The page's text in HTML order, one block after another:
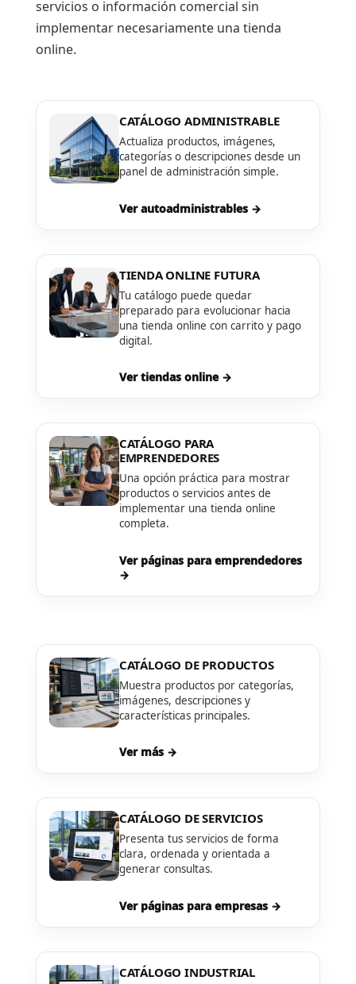
servicios o información comercial sin
implementar necesariamente una tienda
online.
CATÁLOGO ADMINISTRABLE
Actualiza productos, imágenes,
categorías o descripciones desde un
panel de administración simple.
Ver autoadministrables →
TIENDA ONLINE FUTURA
Tu catálogo puede quedar
preparado para evolucionar hacia
una tienda online con carrito y pago
digital.
Ver tiendas online →
CATÁLOGO PARA
EMPRENDEDORES
Una opción práctica para mostrar
productos o servicios antes de
implementar una tienda online
completa.
Ver páginas para emprendedores
→
CATÁLOGO DE PRODUCTOS
Muestra productos por categorías,
imágenes, descripciones y
características principales.
Ver más →
CATÁLOGO DE SERVICIOS
Presenta tus servicios de forma
clara, ordenada y orientada a
generar consultas.
Ver páginas para empresas →
CATÁLOGO INDUSTRIAL